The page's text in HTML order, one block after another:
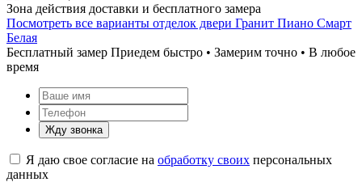
Зона действия доставки и бесплатного замера
Посмотреть все варианты отделок двери Гранит Пиано Смарт
Белая
Бесплатный замер Приедем быстро • Замерим точно • В любое
время
Жду звонка
Я даю свое согласие на обработку своих персональных
данных